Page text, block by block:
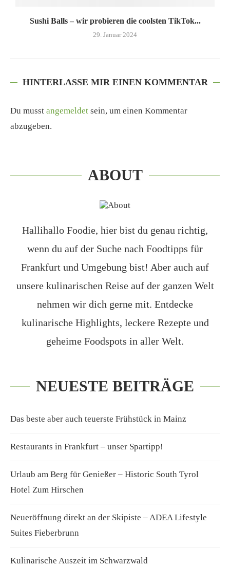
Sushi Balls – wir probieren die coolsten TikTok...
29. Januar 2024
HINTERLASSE MIR EINEN KOMMENTAR
Du musst angemeldet sein, um einen Kommentar
abzugeben.
ABOUT
Hallihallo Foodie, hier bist du genau richtig,
wenn du auf der Suche nach Foodtipps für
Frankfurt und Umgebung bist! Aber auch auf
unsere kulinarischen Reise auf der ganzen Welt
nehmen wir dich gerne mit. Entdecke
kulinarische Highlights, leckere Rezepte und
geheime Foodspots in aller Welt.
NEUESTE BEITRÄGE
Das beste aber auch teuerste Frühstück in Mainz
Restaurants in Frankfurt – unser Spartipp!
Urlaub am Berg für Genießer – Historic South Tyrol
Hotel Zum Hirschen
Neueröffnung direkt an der Skipiste – ADEA Lifestyle
Suites Fieberbrunn
Kulinarische Auszeit im Schwarzwald